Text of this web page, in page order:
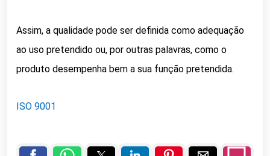
Assim, a qualidade pode ser definida como adequação
ao uso pretendido ou, por outras palavras, como o
produto desempenha bem a sua função pretendida.
ISO 9001